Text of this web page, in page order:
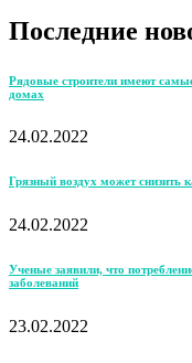
Последние
Рядовые строители имеют
домах
24.02.2022
Грязный воздух может снизить
24.02.2022
Ученые заявили, что
заболеваний
23.02.2022